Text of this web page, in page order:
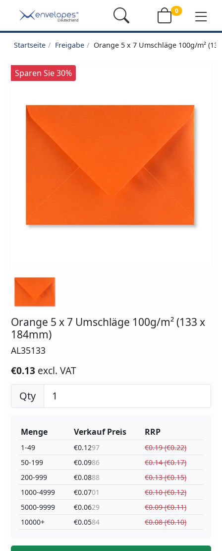
0
Startseite Freigabe Orange 5 x 7 Umschläge 100g/m²
Sparen Sie 30%
Orange 5 x 7 Umschläge 100g/m² (133 x
184mm)
AL35133
€0.13 excl. VAT
Qty
Menge
1-49
50-199
200-999
1000-4999
5000-9999
10000+
Verkauf Preis
€0.1297
€0.0986
€0.0888
€0.0701
€0.0629
€0.0584
RRP
€0.19 (€0.22)
€0.14 (€0.17)
€0.13 (€0.15)
€0.10 (€0.12)
€0.09 (€0.11)
€0.08 (€0.10)